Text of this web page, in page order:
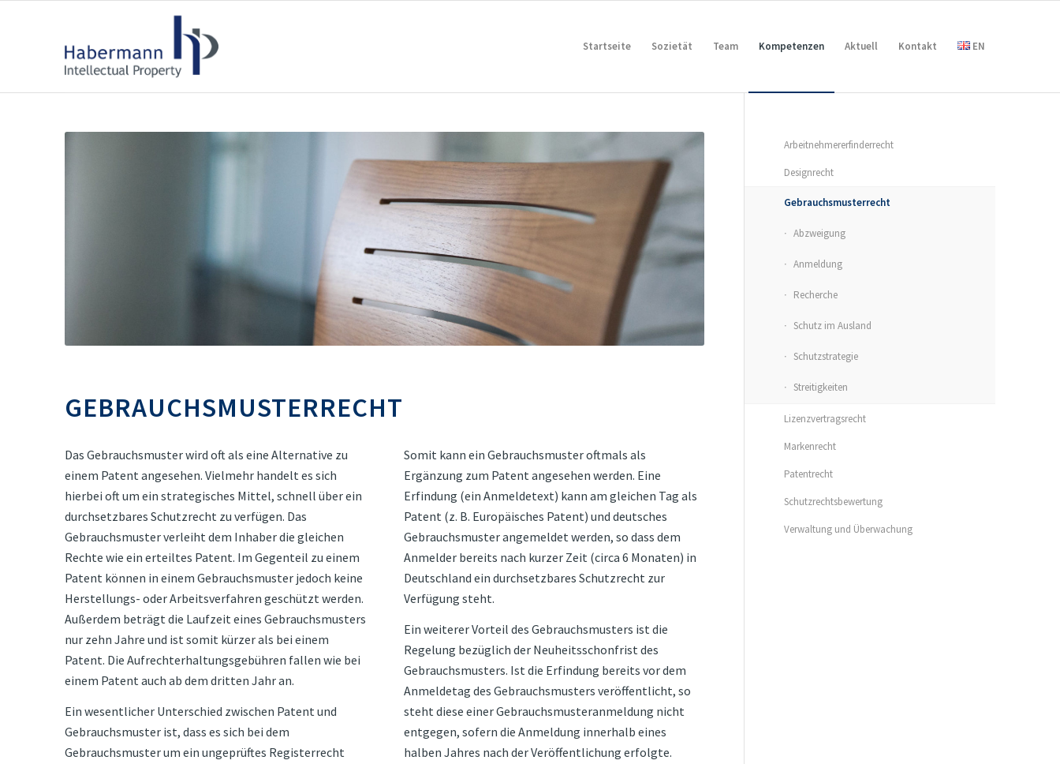
Startseite Sozietät Team Kompetenzen Aktuell Kontakt EN
GEBRAUCHSMUSTERRECHT
Das Gebrauchsmuster wird oft als eine Alternative zu
einem Patent angesehen. Vielmehr handelt es sich
hierbei oft um ein strategisches Mittel, schnell über ein
durchsetzbares Schutzrecht zu verfügen. Das
Gebrauchsmuster verleiht dem Inhaber die gleichen
Rechte wie ein erteiltes Patent. Im Gegenteil zu einem
Patent können in einem Gebrauchsmuster jedoch keine
Herstellungs- oder Arbeitsverfahren geschützt werden.
Außerdem beträgt die Laufzeit eines Gebrauchsmusters
nur zehn Jahre und ist somit kürzer als bei einem
Patent. Die Aufrechterhaltungsgebühren fallen wie bei
einem Patent auch ab dem dritten Jahr an.
Ein wesentlicher Unterschied zwischen Patent und
Gebrauchsmuster ist, dass es sich bei dem
Gebrauchsmuster um ein ungeprüftes Registerrecht
Somit kann ein Gebrauchsmuster oftmals als
Ergänzung zum Patent angesehen werden. Eine
Erfindung (ein Anmeldetext) kann am gleichen Tag als
Patent (z. B. Europäisches Patent) und deutsches
Gebrauchsmuster angemeldet werden, so dass dem
Anmelder bereits nach kurzer Zeit (circa 6 Monaten) in
Deutschland ein durchsetzbares Schutzrecht zur
Verfügung steht.
Ein weiterer Vorteil des Gebrauchsmusters ist die
Regelung bezüglich der Neuheitsschonfrist des
Gebrauchsmusters. Ist die Erfindung bereits vor dem
Anmeldetag des Gebrauchsmusters veröffentlicht, so
steht diese einer Gebrauchsmusteranmeldung nicht
entgegen, sofern die Anmeldung innerhalb eines
halben Jahres nach der Veröffentlichung erfolgte.
Arbeitnehmererfinderrecht
Designrecht
Gebrauchsmusterrecht
Abzweigung
Anmeldung
Recherche
Schutz im Ausland
Schutzstrategie
Streitigkeiten
Lizenzvertragsrecht
Markenrecht
Patentrecht
Schutzrechtsbewertung
Verwaltung und Überwachung